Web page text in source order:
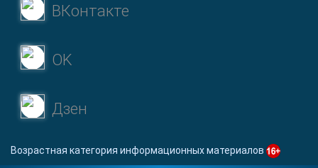
ВКонтакте
OK
Дзен
Возрастная категория информационных материалов